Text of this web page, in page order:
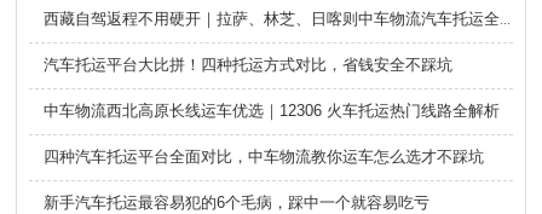
西藏自驾返程不用硬开｜拉萨、林芝、日喀则中车物流汽车托运全指南
汽车托运平台大比拼！四种托运方式对比，省钱安全不踩坑
中车物流西北高原长线运车优选｜12306 火车托运热门线路全解析
四种汽车托运平台全面对比，中车物流教你运车怎么选才不踩坑
新手汽车托运最容易犯的6个毛病，踩中一个就容易吃亏